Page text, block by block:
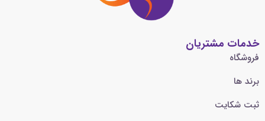
خدمات مشتریان
فروشگاه
برند ها
ثبت شکایت